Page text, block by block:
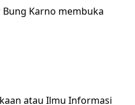
Karno membuka
atau Ilmu Informasi